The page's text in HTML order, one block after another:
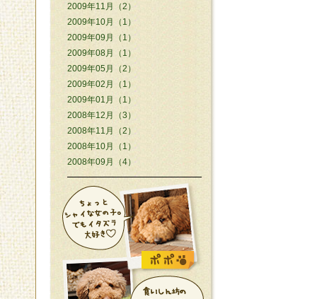
2009年11月（2）
2009年10月（1）
2009年09月（1）
2009年08月（1）
2009年05月（2）
2009年02月（1）
2009年01月（1）
2008年12月（3）
2008年11月（2）
2008年10月（1）
2008年09月（4）